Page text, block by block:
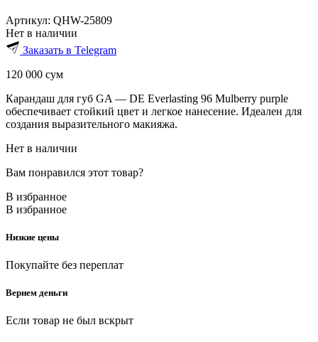
Артикул: QHW-25809
Нет в наличии
Заказать в Telegram
120 000 сум
Карандаш для губ GA — DE Everlasting 96 Mulberry purple
обеспечивает стойкий цвет и легкое нанесение. Идеален для
создания выразительного макияжа.
Нет в наличии
Вам понравился этот товар?
В избранное
В избранное
Низкие цены
Покупайте без переплат
Вернем деньги
Если товар не был вскрыт